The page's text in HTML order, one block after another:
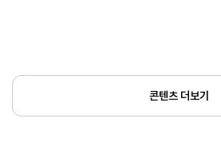
콘텐츠 더보기